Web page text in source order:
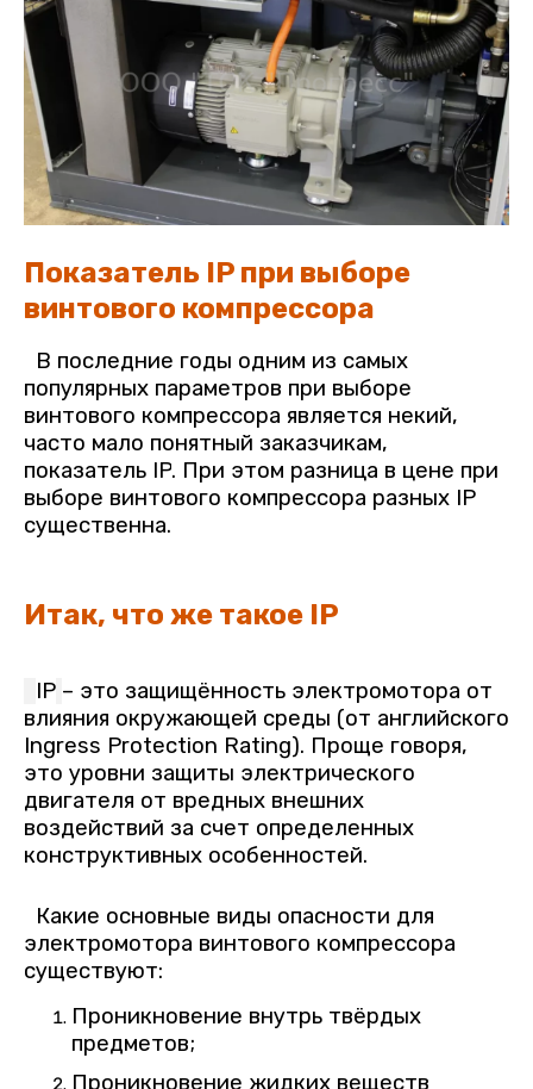
Показатель IP при выборе
винтового компрессора
В последние годы одним из самых
популярных параметров при выборе
винтового компрессора является некий,
часто мало понятный заказчикам,
показатель IP. При этом разница в цене при
выборе винтового компрессора разных IP
существенна.
Итак, что же такое IP
IP – это защищённость электромотора от
влияния окружающей среды (от английского
Ingress Protection Rating). Проще говоря,
это уровни защиты электрического
двигателя от вредных внешних
воздействий за счет определенных
конструктивных особенностей.
Какие основные виды опасности для
электромотора винтового компрессора
существуют:
Проникновение внутрь твёрдых
предметов;
Проникновение жидких веществ